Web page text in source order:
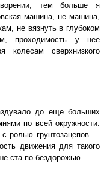
тем больше я
машина, не машина,
не вязнуть в глубоком
проходимость у нее
колесам сверхнизкого
до еще больших
по всей окружности.
с ролью грунтозацепов —
движения для такого
ста по бездорожью.